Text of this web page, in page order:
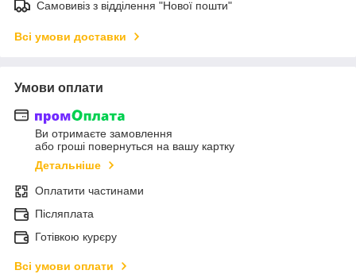
Самовивіз з відділення "Нової пошти"
Всі умови доставки
Умови оплати
Ви отримаєте замовлення
або гроші повернуться на вашу картку
Детальніше
Оплатити частинами
Післяплата
Готівкою курєру
Всі умови оплати